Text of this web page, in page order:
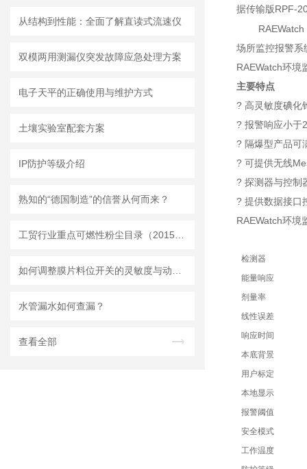
从结构到性能：全面了解直读式流速仪
双模两用测漏仪突发故障应急处理方案
电子天平的正确使用与维护方式
土壤实验室配套方案
IP防护等级介绍
熟知的“德国制造”的信誉从何而来？
水管漏水如何查漏？
查看全部
据传输版 RPF-
RAEWatch 与
场所监控报警系
RAEWatch环境
主要特点
? 高灵敏度碘化
? 报警响应小于
? 隔爆型产品可
? 可提供无线
? 探测器与控制
? 提供数据接口
RAEWatch环境
检测器
能量响应
剂量率
线性误差
响应时间
本底背景
用户标定
本地显示
报警阈值
安全模式
工作温度